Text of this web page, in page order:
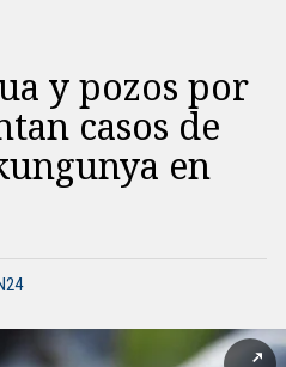
y pozos por
casos de
en